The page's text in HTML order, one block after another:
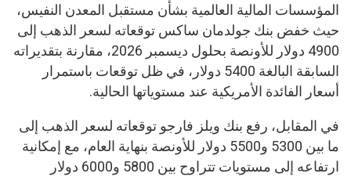
المؤسسات المالية العالمية بشأن مستقبل المعدن النفيس،
حيث خفض بنك جولدمان ساكس توقعاته لسعر الذهب إلى
4900 دولار للأونصة بحلول ديسمبر 2026، مقارنة بتقديراته
السابقة البالغة 5400 دولار، في ظل توقعات باستمرار
أسعار الفائدة الأمريكية عند مستوياتها الحالية.
في المقابل، رفع بنك ويلز فارجو توقعاته لسعر الذهب إلى
ما بين 5300 و5500 دولار للأونصة بنهاية العام، مع إمكانية
ارتفاعه إلى مستويات تتراوح بين 5800 و6000 دولار